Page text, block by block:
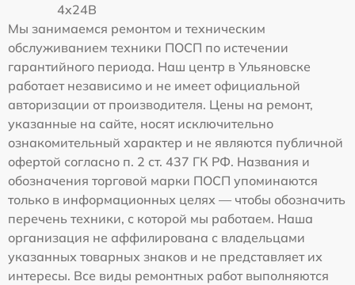
4x24B
Мы занимаемся ремонтом и техническим
обслуживанием техники ПОСП по истечении
гарантийного периода. Наш центр в Ульяновске
работает независимо и не имеет официальной
авторизации от производителя. Цены на ремонт,
указанные на сайте, носят исключительно
ознакомительный характер и не являются публичной
офертой согласно п. 2 ст. 437 ГК РФ. Названия и
обозначения торговой марки ПОСП упоминаются
только в информационных целях — чтобы обозначить
перечень техники, с которой мы работаем. Наша
организация не аффилирована с владельцами
указанных товарных знаков и не представляет их
интересы. Все виды ремонтных работ выполняются